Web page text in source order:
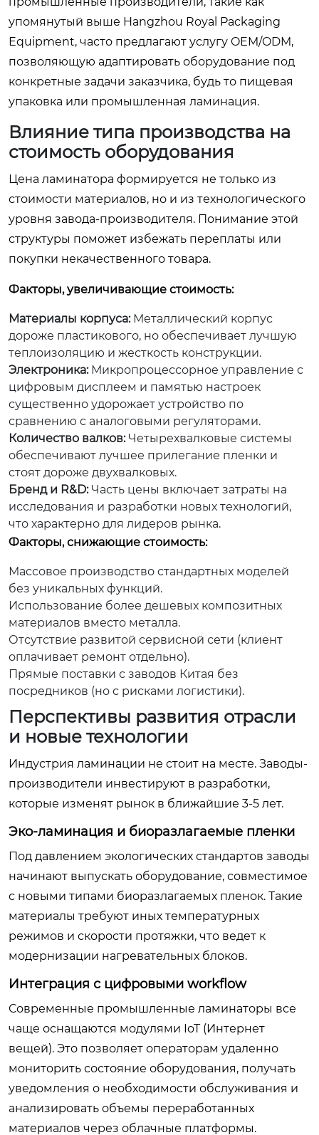
упомянутый выше Hangzhou Royal Packaging
Equipment, часто предлагают услугу OEM/ODM,
позволяющую адаптировать оборудование под
конкретные задачи заказчика, будь то пищевая
упаковка или промышленная ламинация.
Влияние типа производства на
стоимость оборудования
Цена ламинатора формируется не только из
стоимости материалов, но и из технологического
уровня завода-производителя. Понимание этой
структуры поможет избежать переплаты или
покупки некачественного товара.
Факторы, увеличивающие стоимость:
Материалы корпуса:Металлический корпус
дороже пластикового, но обеспечивает лучшую
теплоизоляцию и жесткость конструкции.
Электроника:Микропроцессорное управление с
цифровым дисплеем и памятью настроек
существенно удорожает устройство по
сравнению с аналоговыми регуляторами.
Количество валков:Четырехвалковые системы
обеспечивают лучшее прилегание пленки и
стоят дороже двухвалковых.
Бренд и R&D:Часть цены включает затраты на
исследования и разработки новых технологий,
что характерно для лидеров рынка.
Факторы, снижающие стоимость:
Массовое производство стандартных моделей
без уникальных функций.
Использование более дешевых композитных
материалов вместо металла.
Отсутствие развитой сервисной сети (клиент
оплачивает ремонт отдельно).
Прямые поставки с заводов Китая без
посредников (но с рисками логистики).
Перспективы развития отрасли
и новые технологии
Индустрия ламинации не стоит на месте. Заводы-
производители инвестируют в разработки,
которые изменят рынок в ближайшие 3-5 лет.
Эко-ламинация и биоразлагаемые пленки
Под давлением экологических стандартов заводы
начинают выпускать оборудование, совместимое
с новыми типами биоразлагаемых пленок. Такие
материалы требуют иных температурных
режимов и скорости протяжки, что ведет к
модернизации нагревательных блоков.
Интеграция с цифровыми workflow
Современные промышленные ламинаторы все
чаще оснащаются модулями IoT (Интернет
вещей). Это позволяет операторам удаленно
мониторить состояние оборудования, получать
уведомления о необходимости обслуживания и
анализировать объемы переработанных
материалов через облачные платформы.